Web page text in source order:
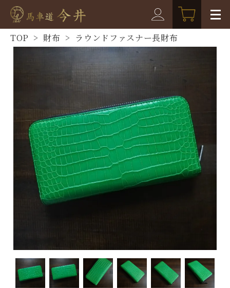
TOP > 財布 > ラウンドファスナー長財布